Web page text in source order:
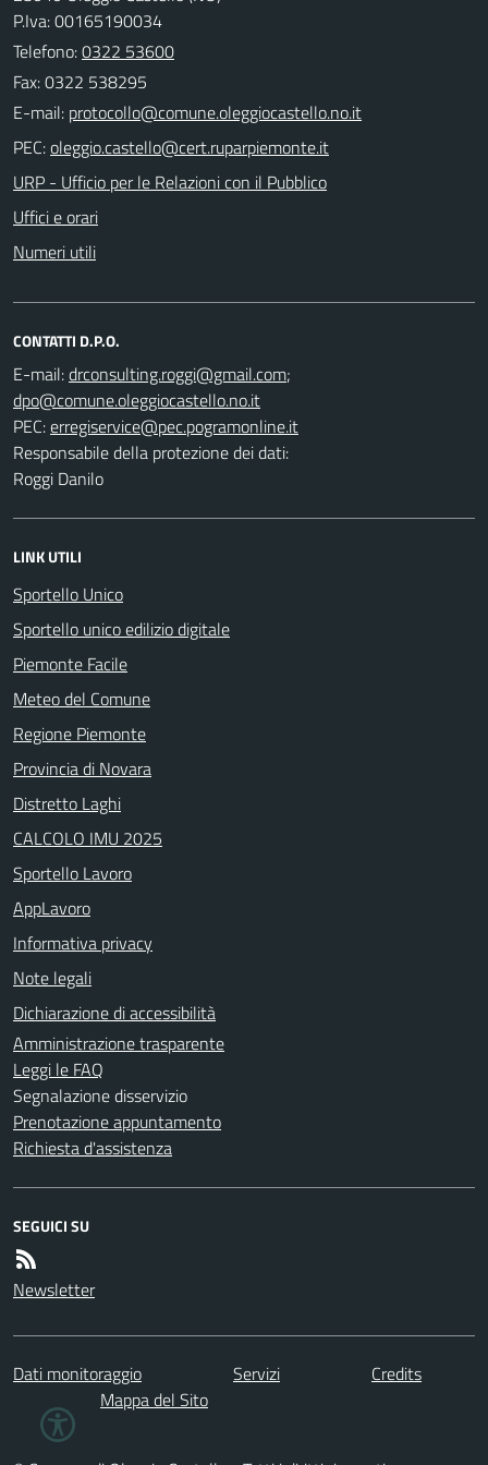
P.Iva: 00165190034
Telefono:0322 53600
Fax: 0322 538295
E-mail:
PEC:
URP - Ufficio per le Relazioni con il Pubblico
Uffici e orari
Numeri utili
CONTATTI D.P.O.
E-mail:
;
PEC:
Responsabile della protezione dei dati:
Roggi Danilo
LINK UTILI
Sportello Unico
Sportello unico edilizio digitale
Piemonte Facile
Meteo del Comune
Regione Piemonte
Provincia di Novara
Distretto Laghi
CALCOLO IMU 2025
Sportello Lavoro
AppLavoro
Informativa privacy
Note legali
Dichiarazione di accessibilità
Amministrazione trasparente
Leggi le FAQ
Segnalazione disservizio
Prenotazione appuntamento
Richiesta d'assistenza
SEGUICI SU
Newsletter
Dati monitoraggio Servizi
Credits
Mappa del Sito